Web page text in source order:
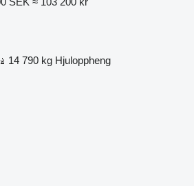
14 790 kg Hjuloppheng